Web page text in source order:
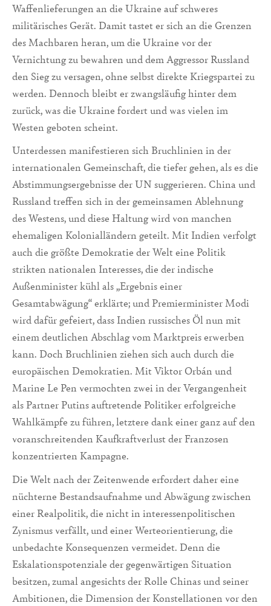
Waffenlieferungen an die Ukraine auf schweres
militärisches Gerät. Damit tastet er sich an die Grenzen
des Machbaren heran, um die Ukraine vor der
Vernichtung zu bewahren und dem Aggressor Russland
den Sieg zu versagen, ohne selbst direkte Kriegspartei zu
werden. Dennoch bleibt er zwangsläufig hinter dem
zurück, was die Ukraine fordert und was vielen im
Westen geboten scheint.
Unterdessen manifestieren sich Bruchlinien in der
internationalen Gemeinschaft, die tiefer gehen, als es die
Abstimmungsergebnisse der UN suggerieren. China und
Russland treffen sich in der gemeinsamen Ablehnung
des Westens, und diese Haltung wird von manchen
ehemaligen Kolonialländern geteilt. Mit Indien verfolgt
auch die größte Demokratie der Welt eine Politik
strikten nationalen Interesses, die der indische
Außenminister kühl als „Ergebnis einer
Gesamtabwägung“ erklärte; und Premierminister Modi
wird dafür gefeiert, dass Indien russisches Öl nun mit
einem deutlichen Abschlag vom Marktpreis erwerben
kann. Doch Bruchlinien ziehen sich auch durch die
europäischen Demokratien. Mit Viktor Orbán und
Marine Le Pen vermochten zwei in der Vergangenheit
als Partner Putins auftretende Politiker erfolgreiche
Wahlkämpfe zu führen, letztere dank einer ganz auf den
voranschreitenden Kaufkraftverlust der Franzosen
konzentrierten Kampagne.
Die Welt nach der Zeitenwende erfordert daher eine
nüchterne Bestandsaufnahme und Abwägung zwischen
einer Realpolitik, die nicht in interessenpolitischen
Zynismus verfällt, und einer Werteorientierung, die
unbedachte Konsequenzen vermeidet. Denn die
Eskalationspotenziale der gegenwärtigen Situation
besitzen, zumal angesichts der Rolle Chinas und seiner
Ambitionen, die Dimension der Konstellationen vor den